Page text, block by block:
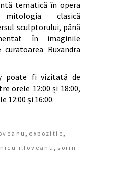
tematică în opera
clasică
sculptorului, până
în imaginile
Ruxandra
poate fi vizitată de
orele 12:00 și 18:00,
12:00 și 16:00.
, expozitie,
nicu ilfoveanu, sorin